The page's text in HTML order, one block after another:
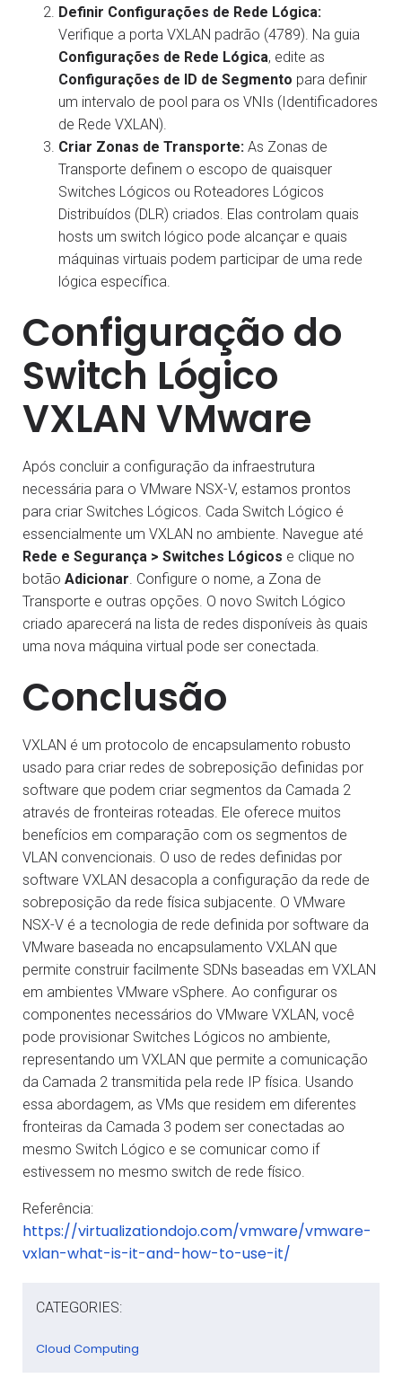
Definir Configurações de Rede Lógica:
Verifique a porta VXLAN padrão (4789). Na guia
Configurações de Rede Lógica, edite as
Configurações de ID de Segmento para definir
um intervalo de pool para os VNIs (Identificadores
de Rede VXLAN).
Criar Zonas de Transporte: As Zonas de
Transporte definem o escopo de quaisquer
Switches Lógicos ou Roteadores Lógicos
Distribuídos (DLR) criados. Elas controlam quais
hosts um switch lógico pode alcançar e quais
máquinas virtuais podem participar de uma rede
lógica específica.
Configuração do
Switch Lógico
VXLAN VMware
Após concluir a configuração da infraestrutura
necessária para o VMware NSX-V, estamos prontos
para criar Switches Lógicos. Cada Switch Lógico é
essencialmente um VXLAN no ambiente. Navegue até
Rede e Segurança > Switches Lógicos e clique no
botão Adicionar. Configure o nome, a Zona de
Transporte e outras opções. O novo Switch Lógico
criado aparecerá na lista de redes disponíveis às quais
uma nova máquina virtual pode ser conectada.
Conclusão
VXLAN é um protocolo de encapsulamento robusto
usado para criar redes de sobreposição definidas por
software que podem criar segmentos da Camada 2
através de fronteiras roteadas. Ele oferece muitos
benefícios em comparação com os segmentos de
VLAN convencionais. O uso de redes definidas por
software VXLAN desacopla a configuração da rede de
sobreposição da rede física subjacente. O VMware
NSX-V é a tecnologia de rede definida por software da
VMware baseada no encapsulamento VXLAN que
permite construir facilmente SDNs baseadas em VXLAN
em ambientes VMware vSphere. Ao configurar os
componentes necessários do VMware VXLAN, você
pode provisionar Switches Lógicos no ambiente,
representando um VXLAN que permite a comunicação
da Camada 2 transmitida pela rede IP física. Usando
essa abordagem, as VMs que residem em diferentes
fronteiras da Camada 3 podem ser conectadas ao
mesmo Switch Lógico e se comunicar como if
estivessem no mesmo switch de rede físico.
Referência:
https://virtualizationdojo.com/vmware/vmware-
vxlan-what-is-it-and-how-to-use-it/
CATEGORIES:
Cloud Computing